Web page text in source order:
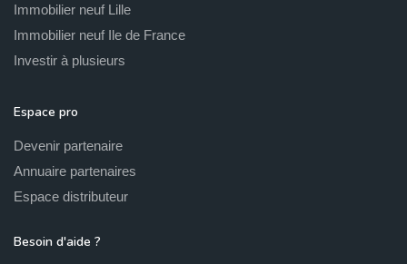
Immobilier neuf Lille
Immobilier neuf Ile de France
Investir à plusieurs
Espace pro
Devenir partenaire
Annuaire partenaires
Espace distributeur
Besoin d'aide ?